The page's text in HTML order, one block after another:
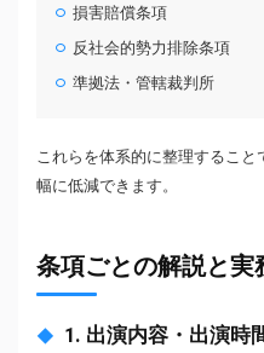
損害賠償条項
反社会的勢力排除条項
準拠法・管轄裁判所
これらを体系的に整理するこ
幅に低減できます。
条項ごとの解説と実
1. 出演内容・出演時